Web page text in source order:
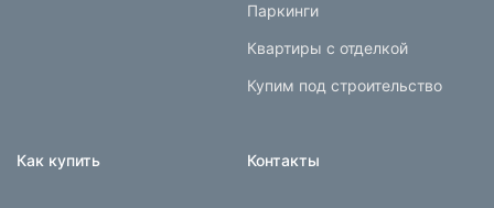
Паркинги
Квартиры с отделкой
Купим под строительство
Как купить Контакты